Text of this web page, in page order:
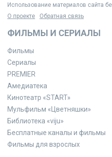
Использование материалов сайта
О проекте
Обратная связь
ФИЛЬМЫ И СЕРИАЛЫ
Фильмы
Сериалы
PREMIER
Амедиатека
Кинотеатр «START»
Мульфильм «Цветняшки»
Библиотека «viju»
Бесплатные каналы и фильмы
Фильмы для взрослых